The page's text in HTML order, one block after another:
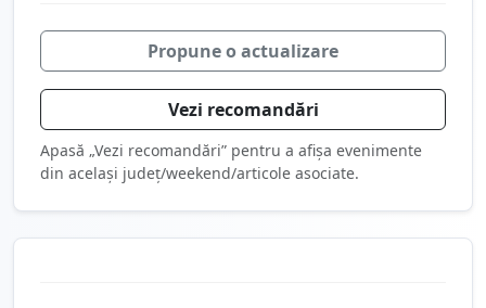
Propune o actualizare
Vezi recomandări
Apasă „Vezi recomandări” pentru a afișa evenimente
din același județ/weekend/articole asociate.